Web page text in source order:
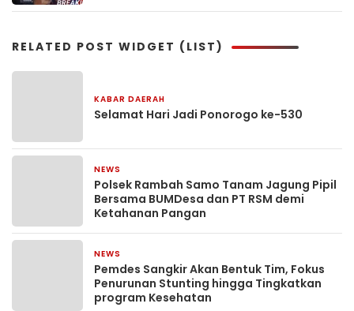
RELATED POST WIDGET (LIST)
KABAR DAERAH
Selamat Hari Jadi Ponorogo ke-530
NEWS
Polsek Rambah Samo Tanam Jagung Pipil
Bersama BUMDesa dan PT RSM demi
Ketahanan Pangan
NEWS
Pemdes Sangkir Akan Bentuk Tim, Fokus
Penurunan Stunting hingga Tingkatkan
program Kesehatan